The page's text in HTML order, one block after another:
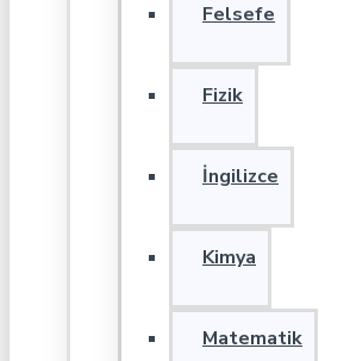
Felsefe
Fizik
İngilizce
Kimya
Matematik